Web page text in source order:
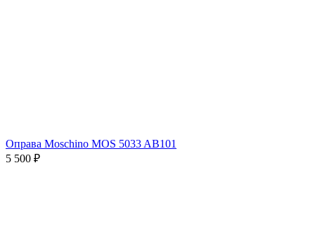
Оправа Moschino MOS 5033 AB101
5 500 ₽